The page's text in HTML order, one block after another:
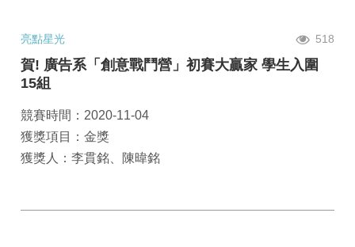
亮點星光 518
賀! 廣告系「創意戰鬥營」初賽大贏家 學生入圍
15組
競賽時間：2020-11-04
獲獎項目：金獎
獲獎人：李貫銘、陳暐銘